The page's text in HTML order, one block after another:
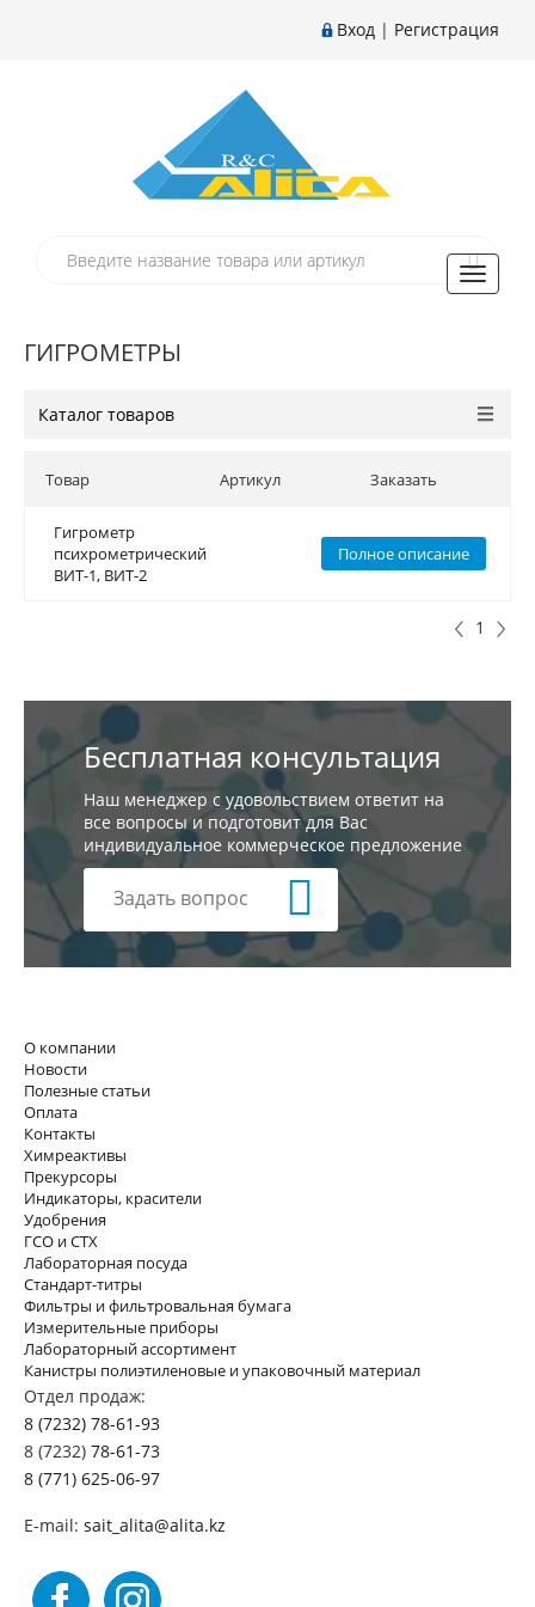
Вход | Регистрация
Toggle
ГИГРОМЕТРЫ
Каталог товаров
Товар
Гигрометр
психрометрический
ВИТ-1, ВИТ-2
Артикул Заказать
психрометрическийПолное описание
1
Бесплатная консультация
Наш менеджер с удовольствием ответит на
все вопросы и подготовит для Вас
индивидуальное коммерческое предложение
Задать вопрос
О компании
Новости
Полезные статьи
Оплата
Контакты
Химреактивы
Прекурсоры
Индикаторы, красители
Удобрения
ГСО и СТХ
Лабораторная посуда
Стандарт-титры
Фильтры и фильтровальная бумага
Измерительные приборы
Лабораторный ассортимент
Канистры полиэтиленовые и упаковочный материал
Отдел продаж:
8 (7232) 78-61-93
8 (7232) 78-61-73
8 (771) 625-06-97
E-mail: sait_alita@alita.kz